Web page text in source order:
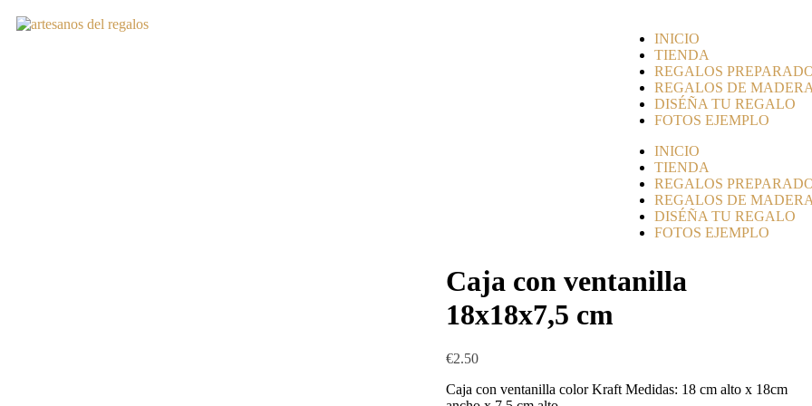
INICIO
TIENDA
REGALOS
REGALOS DE MADERA
DISÉÑA TU REGALO
FOTOS EJEMPLO
INICIO
TIENDA
REGALOS
REGALOS DE MADERA
DISÉÑA TU REGALO
FOTOS EJEMPLO
Caja con ventanilla
18x18x7,5 cm
€2.50
Caja con ventanilla color Kraft Medidas: 18 cm alto x 18cm